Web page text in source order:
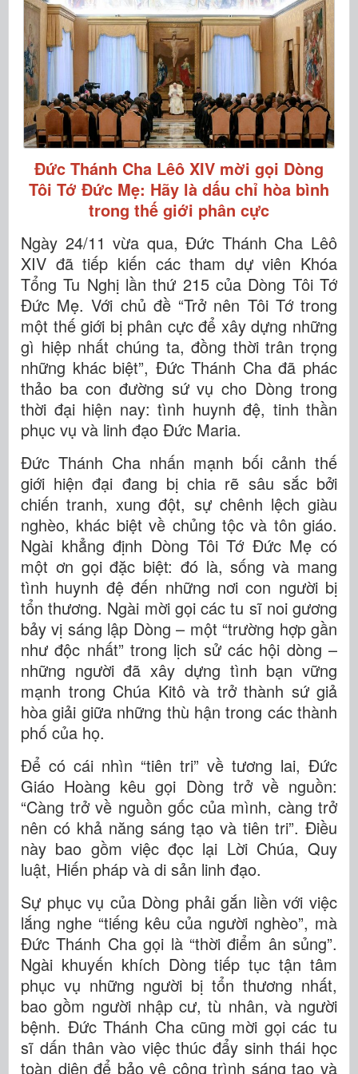
Đức Thánh Cha Lêô XIV mời gọi Dòng
Tôi Tớ Đức Mẹ: Hãy là dấu chỉ hòa bình
trong thế giới phân cực
Ngày 24/11 vừa qua, Đức Thánh Cha Lêô
XIV đã tiếp kiến các tham dự viên Khóa
Tổng Tu Nghị lần thứ 215 của Dòng Tôi Tớ
Đức Mẹ. Với chủ đề “Trở nên Tôi Tớ trong
một thế giới bị phân cực để xây dựng những
gì hiệp nhất chúng ta, đồng thời trân trọng
những khác biệt”, Đức Thánh Cha đã phác
thảo ba con đường sứ vụ cho Dòng trong
thời đại hiện nay: tình huynh đệ, tinh thần
phục vụ và linh đạo Đức Maria.
Đức Thánh Cha nhấn mạnh bối cảnh thế
giới hiện đại đang bị chia rẽ sâu sắc bởi
chiến tranh, xung đột, sự chênh lệch giàu
nghèo, khác biệt về chủng tộc và tôn giáo.
Ngài khẳng định Dòng Tôi Tớ Đức Mẹ có
một ơn gọi đặc biệt: đó là, sống và mang
tình huynh đệ đến những nơi con người bị
tổn thương. Ngài mời gọi các tu sĩ noi gương
bảy vị sáng lập Dòng – một “trường hợp gần
như độc nhất” trong lịch sử các hội dòng –
những người đã xây dựng tình bạn vững
mạnh trong Chúa Kitô và trở thành sứ giả
hòa giải giữa những thù hận trong các thành
phố của họ.
Để có cái nhìn “tiên tri” về tương lai, Đức
Giáo Hoàng kêu gọi Dòng trở về nguồn:
“Càng trở về nguồn gốc của mình, càng trở
nên có khả năng sáng tạo và tiên tri”. Điều
này bao gồm việc đọc lại Lời Chúa, Quy
luật, Hiến pháp và di sản linh đạo.
Sự phục vụ của Dòng phải gắn liền với việc
lắng nghe “tiếng kêu của người nghèo”, mà
Đức Thánh Cha gọi là “thời điểm ân sủng”.
Ngài khuyến khích Dòng tiếp tục tận tâm
phục vụ những người bị tổn thương nhất,
bao gồm người nhập cư, tù nhân, và người
bệnh. Đức Thánh Cha cũng mời gọi các tu
sĩ dấn thân vào việc thúc đẩy sinh thái học
toàn diện để bảo vệ công trình sáng tạo và